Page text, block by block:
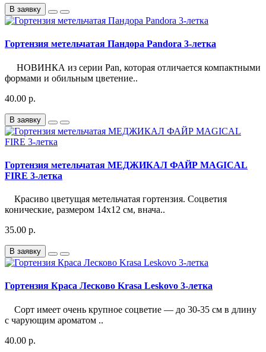
В заявку
Гортензия метельчатая Пандора Pandora 3-летка
НОВИНКА из серии Pan, которая отличается компактными
формами и обильным цветение..
40.00 р.
В заявку
Гортензия метельчатая МЕДЖИКАЛ ФАЙР MAGICAL
FIRE 3-летка
Красиво цветущая метельчатая гортензия. Соцветия
конические, размером 14х12 см, внача..
35.00 р.
В заявку
Гортензия Краса Лесково Krasa Leskovo 3-летка
Сорт имеет очень крупное соцветие — до 30-35 см в длину
с чарующим ароматом ..
40.00 р.